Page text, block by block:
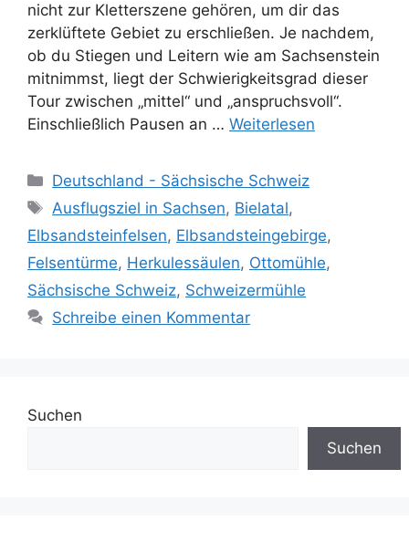
nicht zur Kletterszene gehören, um dir das
zerklüftete Gebiet zu erschließen. Je nachdem,
ob du Stiegen und Leitern wie am Sachsenstein
mitnimmst, liegt der Schwierigkeitsgrad dieser
Tour zwischen „mittel“ und „anspruchsvoll“.
Einschließlich Pausen an … Weiterlesen
Kategorien
Deutschland - Sächsische Schweiz
Schlagwörter
Ausflugsziel in Sachsen, Bielatal,
Elbsandsteinfelsen, Elbsandsteingebirge,
Felsentürme, Herkulessäulen, Ottomühle,
Sächsische Schweiz, Schweizermühle
Schreibe einen Kommentar
Suchen
Suchen